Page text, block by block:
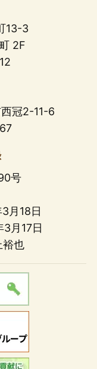
13-3
2F
冠2-11-6
号
月18日
3月17日
裕也